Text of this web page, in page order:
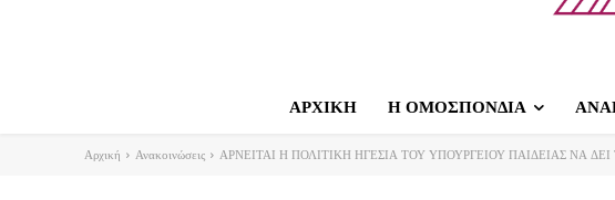
ΑΡΧΙΚΗ Η ΟΜΟΣΠΟΝΔΙΑ
Αρχική Ανακοινώσεις ΑΡΝΕΙΤΑΙ Η ΠΟΛΙΤΙΚΗ ΗΓΕΣΙΑ ΤΟΥ ΥΠΟΥΡΓΕΙΟΥ ΠΑΙΔΕΙΑΣ ΝΑ